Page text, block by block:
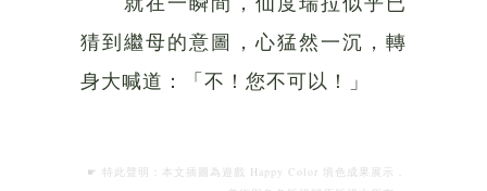
猜到繼母的意圖，心猛然一沉，轉
身大喊道：「不！您不可以！」
☛ 特此聲明：本文插圖為遊戲 Happy Color 填色成果展示，